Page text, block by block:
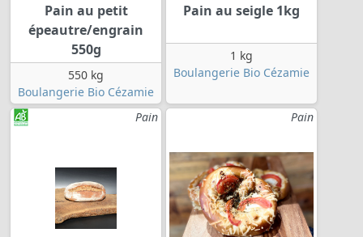
Pain au petit
épeautre/engrain
550g
550 kg
Boulangerie Bio Cézamie
Pain au seigle 1kg
1 kg
Boulangerie Bio Cézamie
Pain Pain